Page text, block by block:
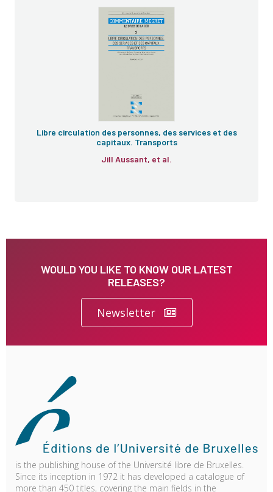
Libre circulation des personnes, des services et des
capitaux. Transports
Jill Aussant, et al.
WOULD YOU LIKE TO KNOW OUR LATEST
RELEASES?
Newsletter
is the publishing house of the Université libre de Bruxelles.
Since its inception in 1972 it has developed a catalogue of
more than 450 titles, covering the main fields in the